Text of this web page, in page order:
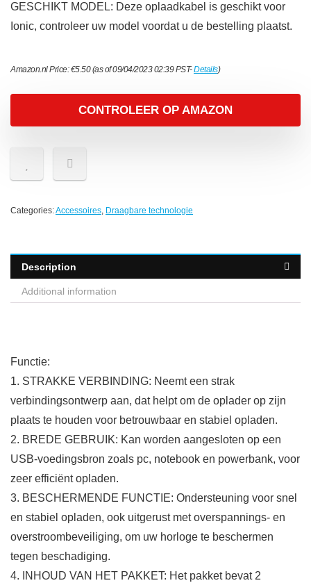
GESCHIKT MODEL: Deze oplaadkabel is geschikt voor
Ionic, controleer uw model voordat u de bestelling plaatst.
Amazon.nl Price:€5.50(as of 09/04/2023 02:39 PST-Details)
CONTROLEER OP AMAZON
Categories:Accessoires, Draagbare technologie
Description
Additional information
Functie:
1. STRAKKE VERBINDING: Neemt een strak
verbindingsontwerp aan, dat helpt om de oplader op zijn
plaats te houden voor betrouwbaar en stabiel opladen.
2. BREDE GEBRUIK: Kan worden aangesloten op een
USB-voedingsbron zoals pc, notebook en powerbank, voor
zeer efficiënt opladen.
3. BESCHERMENDE FUNCTIE: Ondersteuning voor snel
en stabiel opladen, ook uitgerust met overspannings- en
overstroombeveiliging, om uw horloge te beschermen
tegen beschadiging.
4. INHOUD VAN HET PAKKET: Het pakket bevat 2